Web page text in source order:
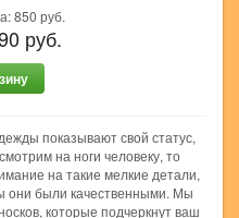
850 руб.
руб.
показывают свой статус,
на ноги человеку, то
на такие мелкие детали,
они были качественными. Мы
которые подчеркнут ваш